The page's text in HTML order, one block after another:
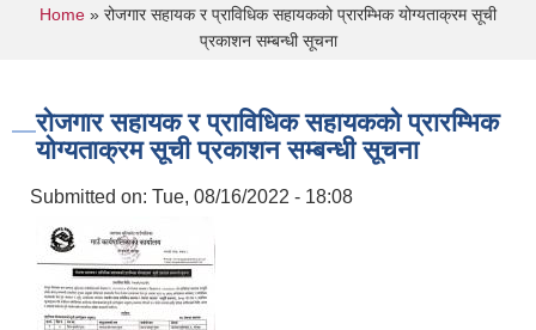
You are here
Home » रोजगार सहायक र प्राविधिक सहायकको प्रारम्भिक योग्यताक्रम सूची
प्रकाशन सम्बन्धी सूचना
रोजगार सहायक र प्राविधिक सहायकको प्रारम्भिक
योग्यताक्रम सूची प्रकाशन सम्बन्धी सूचना
Submitted on: Tue, 08/16/2022 - 18:08